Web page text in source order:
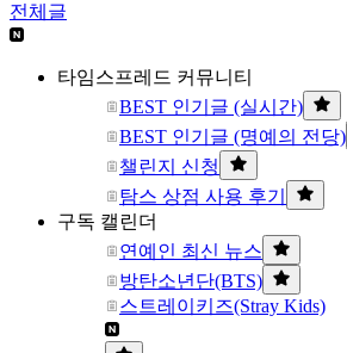
전체글
타임스프레드 커뮤니티
BEST 인기글 (실시간)
BEST 인기글 (명예의 전당)
챌린지 신청
탐스 상점 사용 후기
구독 캘린더
연예인 최신 뉴스
방탄소년단(BTS)
스트레이키즈(Stray Kids)